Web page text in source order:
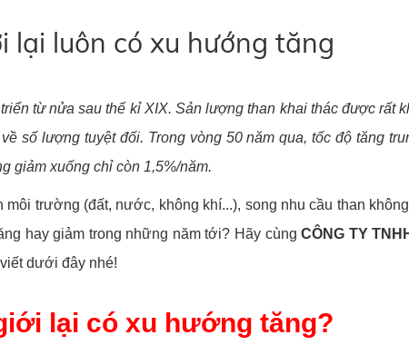
lại luôn có xu hướng tăng
từ nửa sau thế kỉ XIX. Sản lượng than khai thác được rất
số lượng tuyệt đối. Trong vòng 50 năm qua, tốc độ tăng
giảm xuống chỉ còn 1,5%/năm.
trường (đất, nước, không khí...), song nhu cầu than
hay giảm trong những năm tới? Hãy cùngCÔNG TY
dưới đây nhé!
lại có xu hướng tăng?